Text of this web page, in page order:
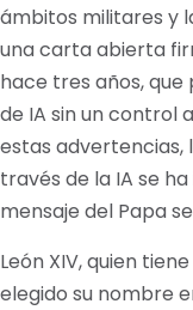
ámbitos militares y
una carta abierta
hace tres años,
de IA sin un control
estas
través de la IA se
mensaje del Papa
León XIV, quien
elegido su nombre